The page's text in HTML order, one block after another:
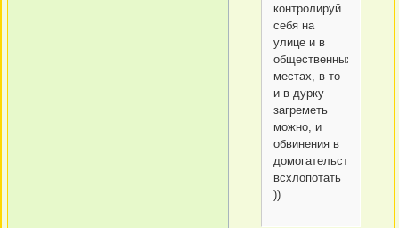
контролируй
себя на
улице и в
общественных
местах, в то
и в дурку
загреметь
можно, и
обвинения в
домогательствах
всхлопотать
))